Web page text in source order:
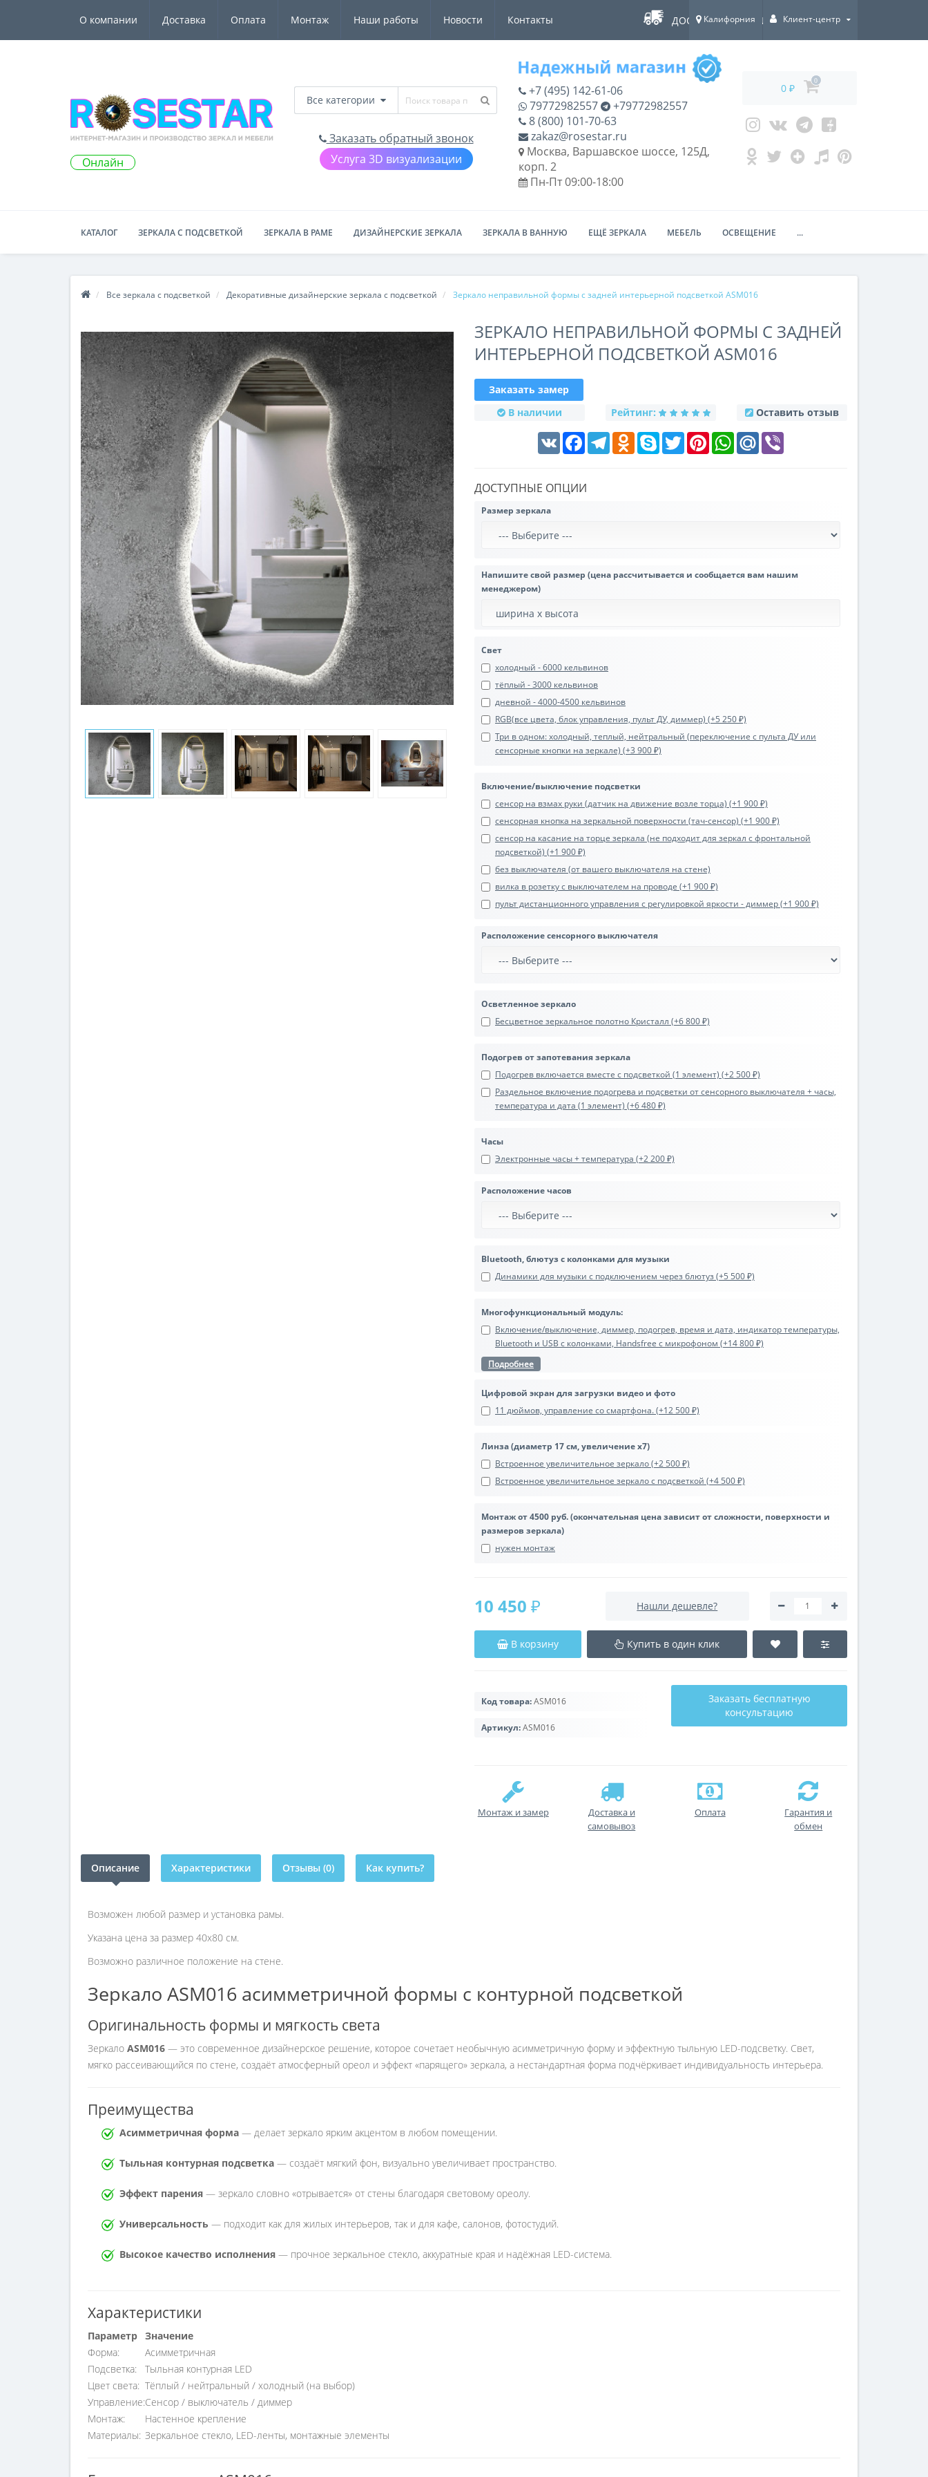
О компании Доставка Оплата Монтаж Наши работы Новости Контакты ДОСТАВКА ПО ВСЕЙ РОССИИ!
Калифорния Клиент-центр
Онлайн
Все категории
Заказать обратный звонок
Услуга 3D визуализации
+7 (495) 142-61-06
79772982557
+79772982557
8 (800) 101-70-63
zakaz@rosestar.ru
Москва, Варшавское шоссе, 125Д,
корп. 2
Пн-Пт 09:00-18:00
0 ₽
0
КАТАЛОГ ЗЕРКАЛА С ПОДСВЕТКОЙ ЗЕРКАЛА В РАМЕ ДИЗАЙНЕРСКИЕ ЗЕРКАЛА ЗЕРКАЛА В ВАННУЮ ЕЩЁ ЗЕРКАЛА МЕБЕЛЬ ОСВЕЩЕНИЕ ...
Все зеркала с подсветкой Декоративные дизайнерские зеркала с подсветкой Зеркало неправильной формы с задней интерьерной подсветкой ASM016
ЗЕРКАЛО НЕПРАВИЛЬНОЙ ФОРМЫ С ЗАДНЕЙ
ИНТЕРЬЕРНОЙ ПОДСВЕТКОЙ ASM016
Заказать замер
В наличии
Рейтинг: Оставить отзыв
VK FacebookTelegramOdnoklassniki
Skype Twitter PinterestWhatsAppMail.Ru
ДОСТУПНЫЕ ОПЦИИ
Размер зеркала
Напишите свой размер (цена рассчитывается и сообщается вам нашим
менеджером)
Свет
холодный - 6000 кельвинов
тёплый - 3000 кельвинов
дневной - 4000-4500 кельвинов
RGB(все цвета, блок управления, пульт ДУ, диммер) (+5 250 ₽)
Три в одном: холодный, теплый, нейтральный (переключение с пульта ДУ или
сенсорные кнопки на зеркале) (+3 900 ₽)
Включение/выключение подсветки
сенсор на взмах руки (датчик на движение возле торца) (+1 900 ₽)
сенсорная кнопка на зеркальной поверхности (тач-сенсор) (+1 900 ₽)
сенсор на касание на торце зеркала (не подходит для зеркал с фронтальной
подсветкой) (+1 900 ₽)
без выключателя (от вашего выключателя на стене)
вилка в розетку с выключателем на проводе (+1 900 ₽)
пульт дистанционного управления с регулировкой яркости - диммер (+1 900 ₽)
Расположение сенсорного выключателя
Осветленное зеркало
Бесцветное зеркальное полотно Кристалл (+6 800 ₽)
Подогрев от запотевания зеркала
Подогрев включается вместе с подсветкой (1 элемент) (+2 500 ₽)
Раздельное включение подогрева и подсветки от сенсорного выключателя + часы,
температура и дата (1 элемент) (+6 480 ₽)
Часы
Электронные часы + температура (+2 200 ₽)
Расположение часов
Bluetooth, блютуз с колонками для музыки
Динамики для музыки с подключением через блютуз (+5 500 ₽)
Многофункциональный модуль:
Включение/выключение, диммер, подогрев, время и дата, индикатор температуры,
Bluetooth и USB с колонками, Handsfree с микрофоном (+14 800 ₽)
Подробнее
Цифровой экран для загрузки видео и фото
11 дюймов, управление со смартфона. (+12 500 ₽)
Линза (диаметр 17 см, увеличение х7)
Встроенное увеличительное зеркало (+2 500 ₽)
Встроенное увеличительное зеркало с подсветкой (+4 500 ₽)
Монтаж от 4500 руб. (окончательная цена зависит от сложности, поверхности и
размеров зеркала)
нужен монтаж
10 450 ₽ Нашли дешевле?
В корзину Купить в один клик
Код товара:ASM016
Артикул:ASM016
Заказать бесплатную
консультацию
Монтаж и замер
Доставка и
самовывоз
Оплата
Гарантия и
обмен
Описание Характеристики Отзывы (0) Как купить?
Возможен любой размер и установка рамы.
Указана цена за размер 40х80 см.
Возможно различное положение на стене.
Зеркало ASM016 асимметричной формы с контурной подсветкой
Оригинальность формы и мягкость света
Зеркало ASM016 — это современное дизайнерское решение, которое сочетает необычную асимметричную форму и эффектную тыльную LED-подсветку. Свет,
мягко рассеивающийся по стене, создаёт атмосферный ореол и эффект «парящего» зеркала, а нестандартная форма подчёркивает индивидуальность интерьера.
Преимущества
Асимметричная форма — делает зеркало ярким акцентом в любом помещении.
Тыльная контурная подсветка — создаёт мягкий фон, визуально увеличивает пространство.
Эффект парения — зеркало словно «отрывается» от стены благодаря световому ореолу.
Универсальность — подходит как для жилых интерьеров, так и для кафе, салонов, фотостудий.
Высокое качество исполнения — прочное зеркальное стекло, аккуратные края и надёжная LED-система.
Характеристики
Параметр Значение
Форма:
Асимметричная
Подсветка:
Тыльная контурная LED
Цвет света: Тёплый / нейтральный / холодный (на выбор)
Управление:Сенсор / выключатель / диммер
Монтаж:
Настенное крепление
Материалы: Зеркальное стекло, LED-ленты, монтажные элементы